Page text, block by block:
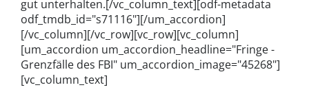
gut unterhalten.[/vc_column_text][odf-metadata
odf_tmdb_id="s71116"][/um_accordion]
[/vc_column][/vc_row][vc_row][vc_column]
[um_accordion um_accordion_headline="Fringe -
Grenzfälle des FBI" um_accordion_image="45268"]
[vc_column_text]